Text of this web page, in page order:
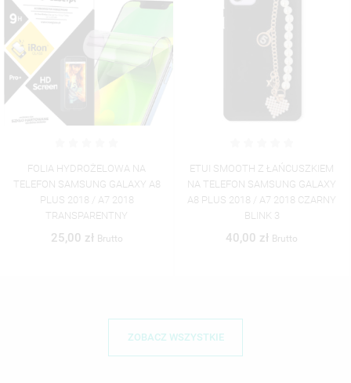
FOLIA HYDROŻELOWA NA
TELEFON SAMSUNG GALAXY A8
PLUS 2018 / A7 2018
TRANSPARENTNY
25,00 zł Brutto
ETUI SMOOTH Z ŁAŃCUSZKIEM
NA TELEFON SAMSUNG GALAXY
A8 PLUS 2018 / A7 2018 CZARNY
BLINK 3
40,00 zł Brutto
ZOBACZ WSZYSTKIE